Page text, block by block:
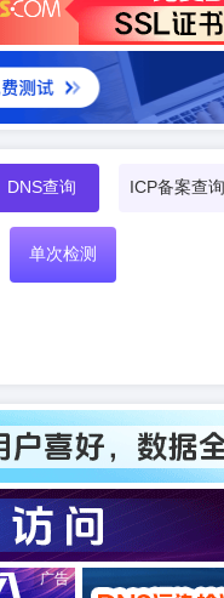
DNS查询 ICP备案查询
单次检测
广告